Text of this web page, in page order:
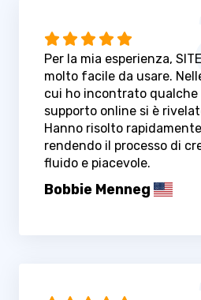
Per la mia esperienza,
molto facile da usare.
cui ho incontrato
supporto online si è
Hanno risolto
rendendo il processo di
fluido e piacevole.
Bobbie Menneg